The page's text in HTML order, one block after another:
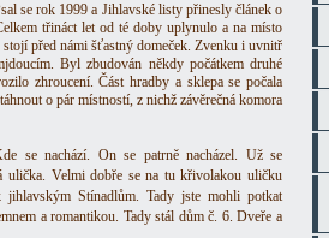
se rok 1999 a Jihlavské listy přinesly článek o
třináct let od té doby uplynulo a na místo
před námi šťastný domeček. Zvenku i uvnitř
Byl zbudován někdy počátkem druhé
zhroucení. Část hradby a sklepa se počala
o pár místností, z nichž závěrečná komora
se nachází. On se patrně nacházel. Už se
ulička. Velmi dobře se na tu křivolakou uličku
Stínadlům. Tady jste mohli potkat
a romantikou. Tady stál dům č. 6. Dveře a